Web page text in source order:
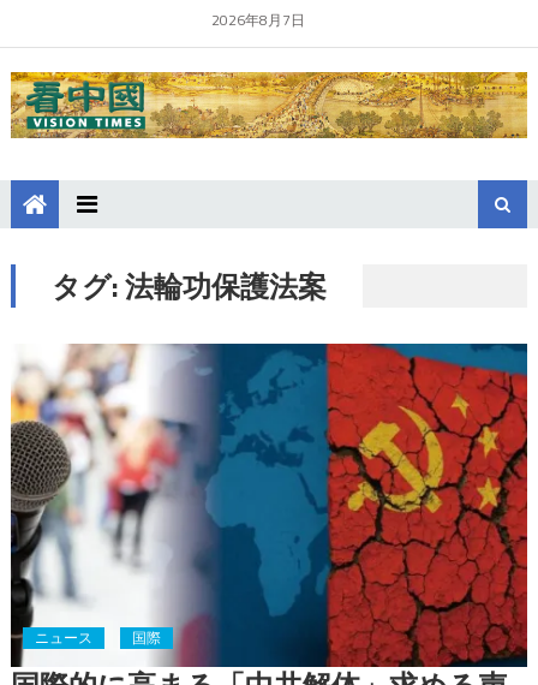
2026年8月7日
タグ:法輪功保護法案
ニュース 国際